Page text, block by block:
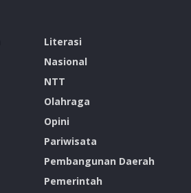
Literasi
Nasional
NTT
Olahraga
Opini
Pariwisata
Pembangunan Daerah
Pemerintah